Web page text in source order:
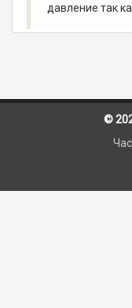
давление так
©